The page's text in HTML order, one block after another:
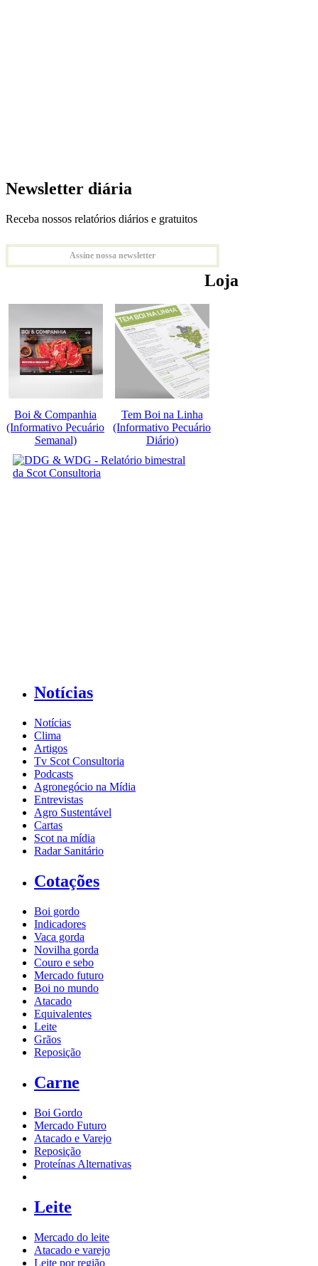
Newsletter diária
Receba nossos relatórios diários e gratuitos
Assine nossa newsletter
Loja
Boi & Companhia
(Informativo Pecuário
Semanal)
Tem Boi na Linha
(Informativo Pecuário
Diário)
Notícias
Notícias
Clima
Artigos
Tv Scot Consultoria
Podcasts
Agronegócio na Mídia
Entrevistas
Agro Sustentável
Cartas
Scot na mídia
Radar Sanitário
Cotações
Boi gordo
Indicadores
Vaca gorda
Novilha gorda
Couro e sebo
Mercado futuro
Boi no mundo
Atacado
Equivalentes
Leite
Grãos
Reposição
Carne
Boi Gordo
Mercado Futuro
Atacado e Varejo
Reposição
Proteínas Alternativas
Leite
Mercado do leite
Atacado e varejo
Leite por região